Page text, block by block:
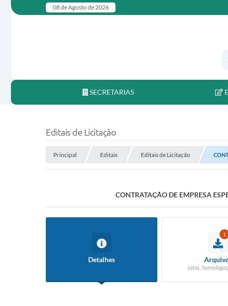
08 de Agosto de 2026
SECRETARIAS
Editais de Licitação
Principal Editais Editais de Licitação
CONTRATAÇÃO DE EMPRESA
Detalhes
1
(atas,